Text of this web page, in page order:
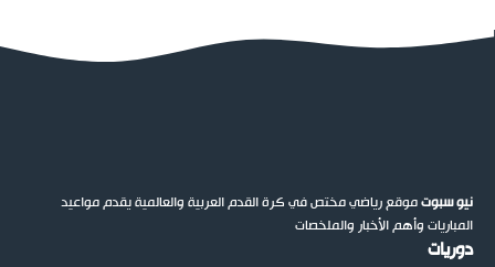
نيو سبوتموقع رياضي مختص في كرة القدم العربية والعالمية يقدم مواعيد
المباريات وأهم الأخبار والملخصات
دوريات